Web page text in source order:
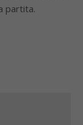
partita.